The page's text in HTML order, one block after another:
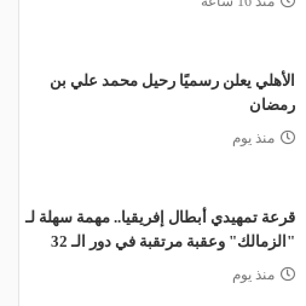
الأهلي يعلن رسميًا رحيل محمد علي بن
رمضان
منذ يوم
قرعة تمهيدي أبطال إفريقيا.. مهمة سهلة لـ
"الزمالك" وعقبة مرتقبة في دور الـ 32
منذ يوم